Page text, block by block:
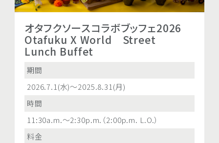
オタフクソースコラボブッフェ2026
Otafuku X World Street
Lunch Buffet
期間
2026.7.1(水)～2025.8.31(月)
時間
11:30a.m.～2:30p.m.（2:00p.m. L.O.）
料金
オタフクソースコラ
Otafuku X
2026.7.1(水)～2026.8.31(
5:30p.m.～
夏のアニマルスイー
Welcome to ANA
イーツアドベンチャー
時間